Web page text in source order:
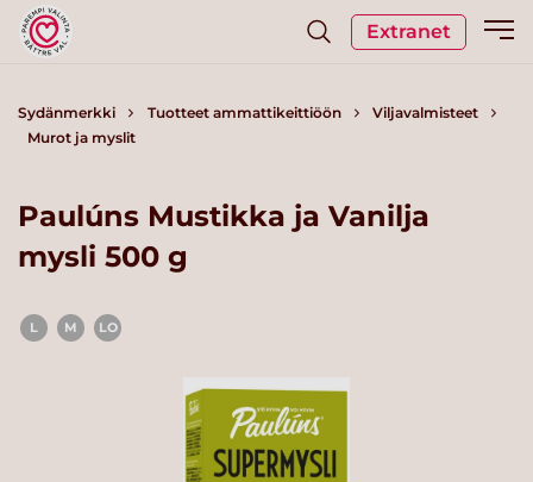
Extranet
Sydänmerkki Tuotteet ammattikeittiöön
Viljavalmisteet
Murot ja myslit
Paulúns Mustikka ja Vanilja
mysli 500 g
L M LO